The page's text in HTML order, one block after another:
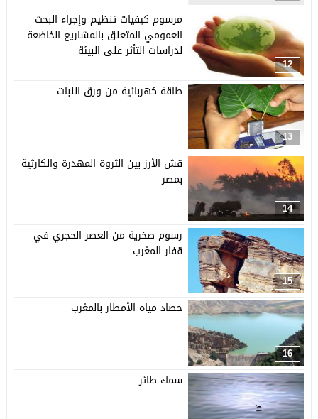
12
مرسوم كيفيات تنظيم وإجراء البحث
العمومي المتعلق بالمشاريع الخاضعة
لدراسات التأثر على البيئة
13
طاقة كهربائية من ورق النبات
14
قش الأرز بين الثروة المهدرة والكارثية
بمصر
15
رسوم صخرية من العصر الحجري في
قفار المغرب
16
حصاد مياه الأمطار بالمغرب
سمك طائر